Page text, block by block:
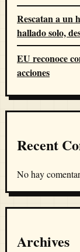
Rescatan a un
hallado solo,
EU reconoce
acciones
Recent
No hay
Archives